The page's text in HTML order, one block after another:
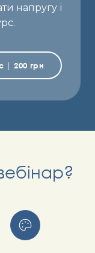
напругу і
| 200 грн